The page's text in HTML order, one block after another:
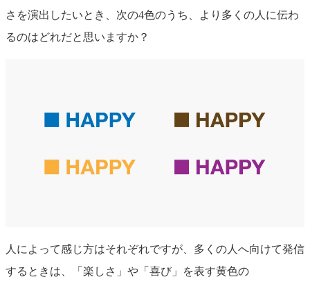
さを演出したいとき、次の4色のうち、より多くの人に伝わ
るのはどれだと思いますか？
人によって感じ方はそれぞれですが、多くの 人へ向けて発信
するときは、「楽しさ」や「喜び」を表す黄色の